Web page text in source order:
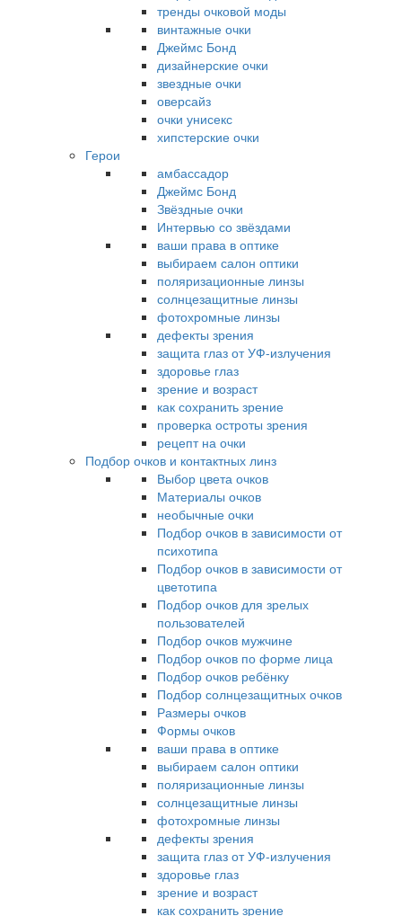
тренды очковой моды
винтажные очки
Джеймс Бонд
дизайнерские очки
звездные очки
оверсайз
очки унисекс
хипстерские очки
Герои
амбассадор
Джеймс Бонд
Звёздные очки
Интервью со звёздами
ваши права в оптике
выбираем салон оптики
поляризационные линзы
солнцезащитные линзы
фотохромные линзы
дефекты зрения
защита глаз от УФ-излучения
здоровье глаз
зрение и возраст
как сохранить зрение
проверка остроты зрения
рецепт на очки
Подбор очков и контактных линз
Выбор цвета очков
Материалы очков
необычные очки
Подбор очков в зависимости от
психотипа
Подбор очков в зависимости от
цветотипа
Подбор очков для зрелых
пользователей
Подбор очков мужчине
Подбор очков по форме лица
Подбор очков ребёнку
Подбор солнцезащитных очков
Размеры очков
Формы очков
ваши права в оптике
выбираем салон оптики
поляризационные линзы
солнцезащитные линзы
фотохромные линзы
дефекты зрения
защита глаз от УФ-излучения
здоровье глаз
зрение и возраст
как сохранить зрение